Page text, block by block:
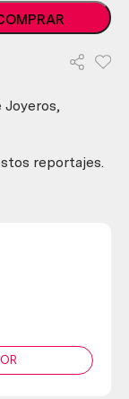
Joyeros,
reportajes.